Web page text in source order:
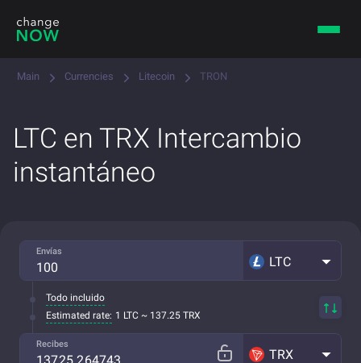
Main Currencies Litecoin TRON
LTC en TRX Intercambio
instantáneo
Envías
LTC
Todo incluido
Estimated rate: 1 LTC ~ 137.25 TRX
Recibes
TRX